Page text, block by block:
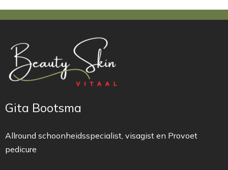
Gita Bootsma
Allround schoonheidsspecialist, visagist en Provoet
pedicure